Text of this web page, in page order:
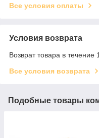
Все условия оплаты
Условия возврата
Возврат товара в течение
Все условия возврата
Подобные товары